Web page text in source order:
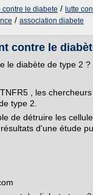
le diabete / lutte
/ association diabete
contre le
le diabète de type 2 ?
, les
type 2.
de détruire les
d'une étude